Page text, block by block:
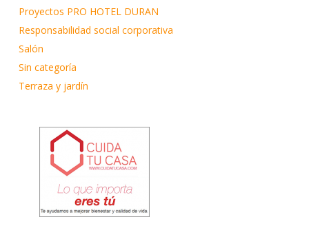
Proyectos PRO HOTEL DURAN
Responsabilidad social corporativa
Salón
Sin categoría
Terraza y jardín